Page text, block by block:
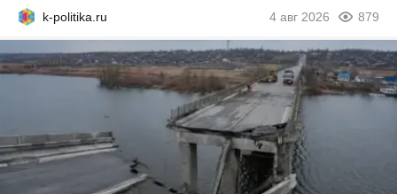
k-politika.ru 4 авг 2026 879